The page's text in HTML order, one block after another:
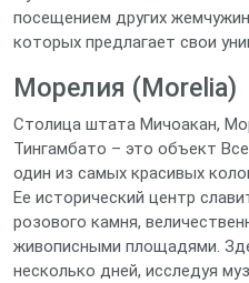
посещением других
которых предлагает свои
Морелия (Morelia)
Столица штата Мичоакан,
Тингамбато – это объект
один из самых красивых
Ее исторический центр
розового камня,
живописными площадями.
несколько дней, исследуя